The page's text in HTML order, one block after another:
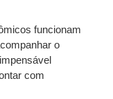
funcionam
o
com